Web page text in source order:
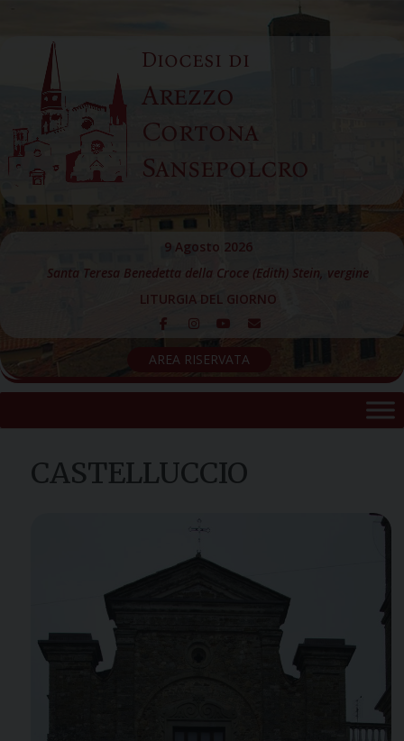
content
Diocesi di
Arezzo
Cortona
Sansepolcro
9 Agosto 2026
Santa Teresa Benedetta della Croce (Edith) Stein, vergine
LITURGIA DEL GIORNO
AREA RISERVATA
CASTELLUCCIO